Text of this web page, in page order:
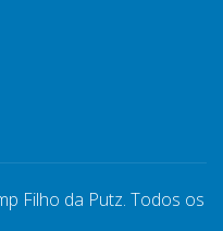
Filho da Putz. Todos os